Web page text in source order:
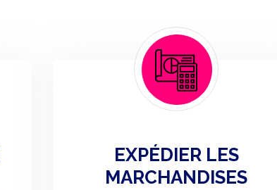
EXPÉDIER LES
MARCHANDISES